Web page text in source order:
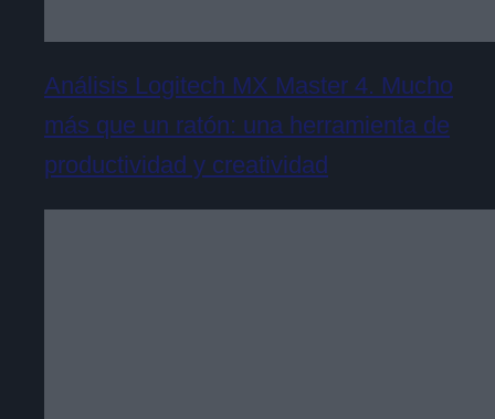
Análisis Logitech MX Master 4. Mucho
más que un ratón: una herramienta de
productividad y creatividad